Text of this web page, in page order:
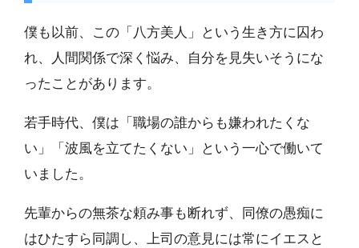
僕も以前、この「八方美人」という生き方に囚わ
れ、人間関係で深く悩み、自分を見失いそうにな
ったことがあります。
若手時代、僕は「職場の誰からも嫌われたくな
い」「波風を立てたくない」という一心で働いて
いました。
先輩からの無茶な頼み事も断れず、同僚の愚痴に
はひたすら同調し、上司の意見には常にイエスと